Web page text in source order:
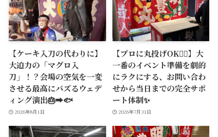
【ケーキ入刀の代わりに】
大迫力の「マグロ入
刀」！？会場の空気を一変
させる最高にバズるウェデ
ィング演出🎂➡️🐟
2026年8月1日
【プロに丸投げOK🙆‍♂️】大
一番のイベント準備を劇的
にラクにする、お問い合わ
せから当日までの完全サポ
ート体制✨
2026年7月31日